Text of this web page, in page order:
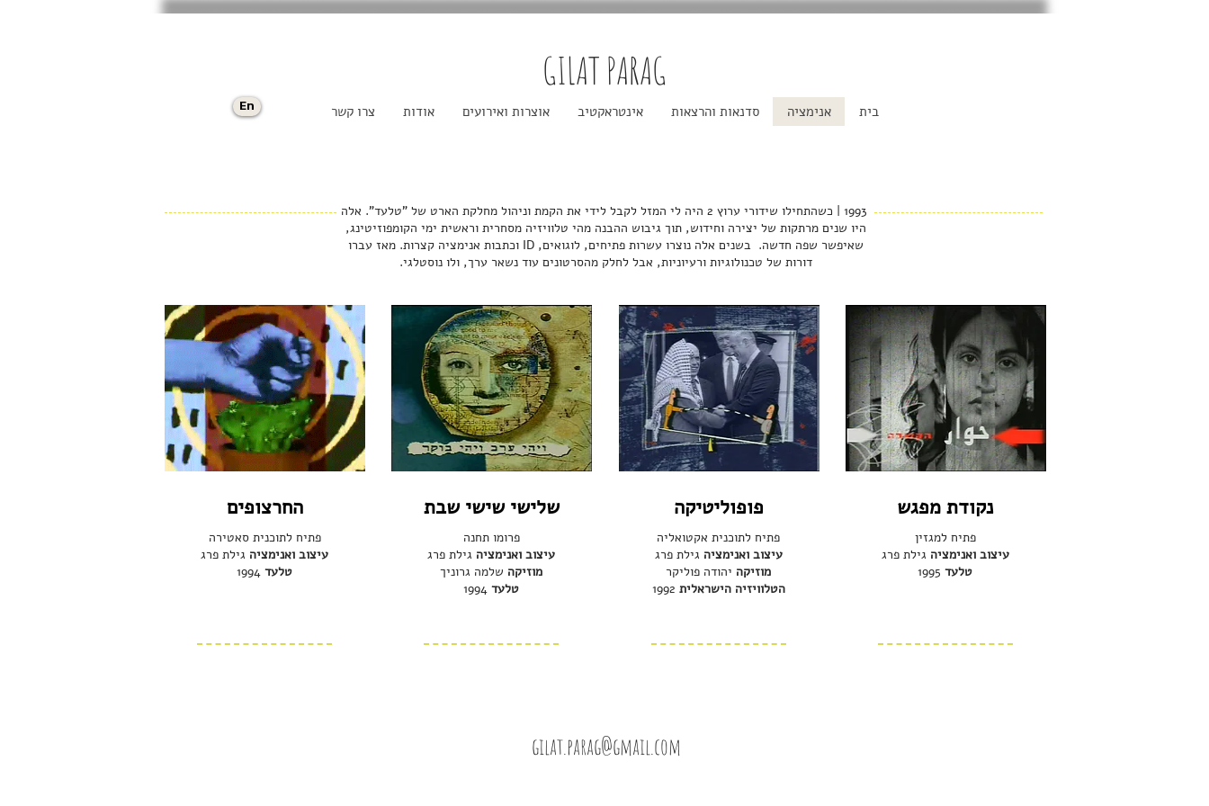
GILAT PARAG
בית אנימציה סדנאות והרצאות אינטראקטיב אוצרות ואירועים אודות צרו קשר En
1993 | כשהתחילו שידורי ערוץ 2 היה לי המזל לקבל לידי את הקמת וניהול מחלקת הארט של "טלעד". אלה
היו שנים מרתקות של יצירה וחידוש, תוך גיבוש ההבנה מהי טלוויזיה מסחרית וראשית ימי הקומפוזיטינג,
שאיפשר שפה חדשה. בשנים אלה נוצרו עשרות פתיחים, לוגואים, ID וכתבות אנימציה קצרות. מאז עברו
דורות של טכנולוגיות ורעיוניות, אבל לחלק מהסרטונים עוד נשאר ערך, ולו נוסטלגי.
החרצופים
פתיח לתוכנית סאטירה
עיצוב ואנימציה גילת פרג
טלעד
שלישי שישי שבת
פרומו תחנה
עיצוב ואנימציה גילת פרג
מוזיקה שלמה גרוניך
טלעד1994
פופוליטיקה
פתיח לתוכנית אקטואליה
עיצוב ואנימציה גילת פרג
מוזיקה יהודה פוליקר
הטלוויזיה הישראלית
נקודת מפגש
פתיח למגזין
עיצוב ואנימציה גילת פרג
טלעד1995
gilat.parag@gmail.com